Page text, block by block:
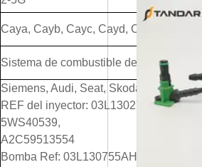
Caya, Cayb, Cayc, Cayd, Caye, CLNA
Sistema de combustible del motor
Siemens, Audi, Seat, Skoda,
REF del inyector: 03L130277B,
5WS40539,
A2C59513554
Bomba Ref: 03L130755AH,